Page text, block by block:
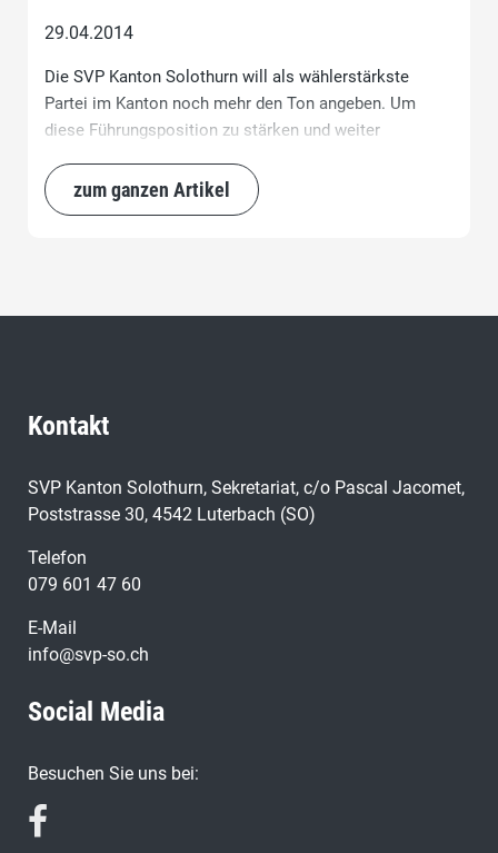
29.04.2014
Die SVP Kanton Solothurn will als wählerstärkste
Partei im Kanton noch mehr den Ton angeben. Um
diese Führungsposition zu stärken und weiter
genommen. Der 49-jährige Hägendörfer Unternehmer,
Journalist und Marketingfachmann bekleidet ab sofort
zum ganzen Artikel
Kontakt
SVP Kanton Solothurn, Sekretariat, c/o Pascal Jacomet,
Poststrasse 30, 4542 Luterbach (SO)
Telefon
079 601 47 60
E-Mail
info@svp-so.ch
Social Media
Besuchen Sie uns bei: